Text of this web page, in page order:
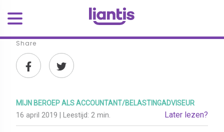
Share
MIJN BEROEP ALS ACCOUNTANT/BELASTINGADVISEUR
16 april 2019 | Leestijd: 2 min. Later lezen?